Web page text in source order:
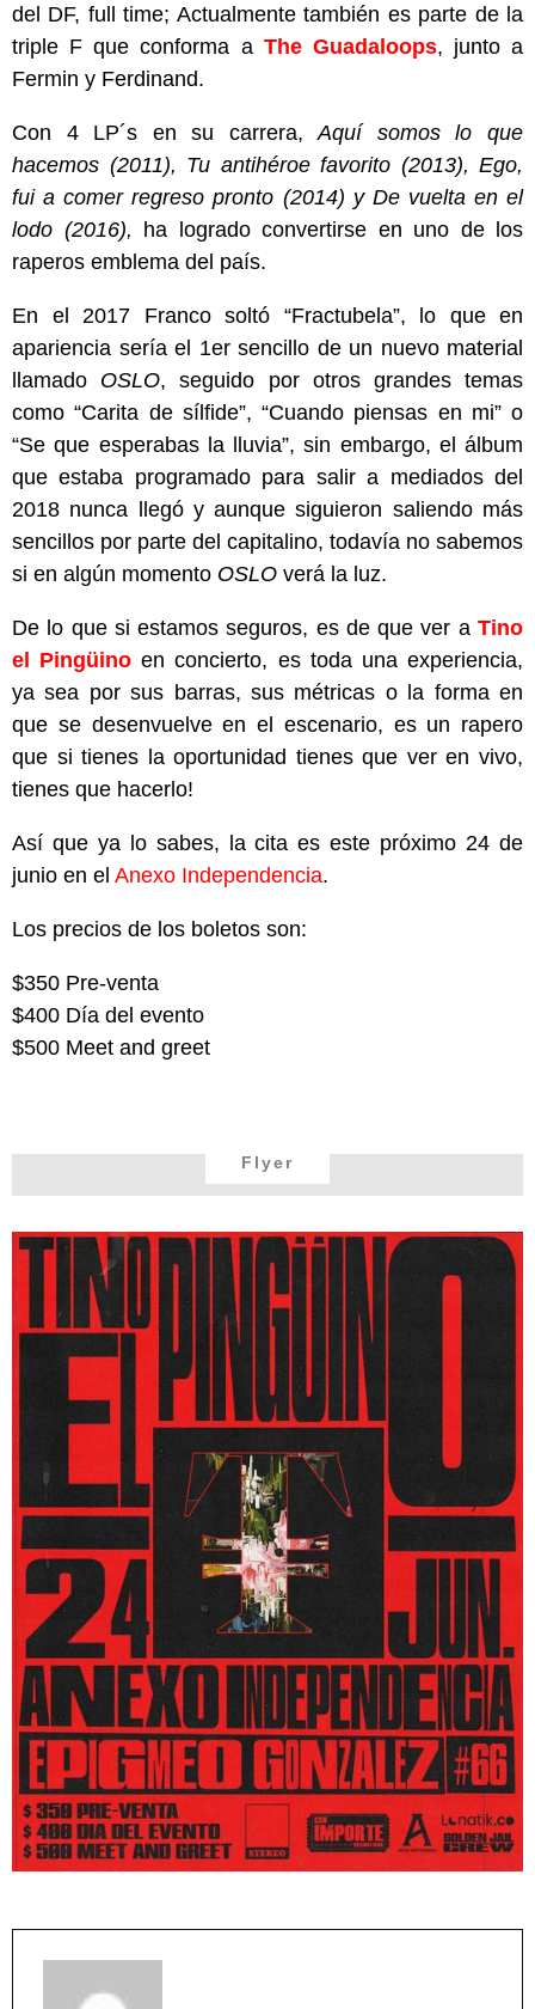
del DF, full time; Actualmente también es parte de la
triple F que conforma a The Guadaloops, junto a
Fermin y Ferdinand.
Con 4 LP´s en su carrera,Aquí
somos lo que
hacemos (2011), Tu antihéroe favorito (2013), Ego,
fui a comer regreso pronto (2014) y De vuelta en el
lodo (2016), ha logrado convertirse en uno de los
raperos emblema del país.
En el 2017 Franco soltó “Fractubela”, lo que en
apariencia sería el 1er sencillo de un nuevo material
llamado OSLO, seguido por otros grandes temas
como “Carita de sílfide”, “Cuando piensas en mi” o
“Se que esperabas la lluvia”, sin embargo, el álbum
que estaba programado para salir a mediados del
2018 nunca llegó y aunque siguieron saliendo más
sencillos por parte del capitalino, todavía no sabemos
si en algún momento OSLO verá la luz.
De lo que si estamos seguros, es de que ver a Tino
el Pingüino en concierto, es toda una experiencia,
ya sea por sus barras, sus métricas o la forma en
que se desenvuelve en el escenario, es un rapero
que si tienes la oportunidad tienes que ver en vivo,
tienes que hacerlo!
Así que ya lo sabes, la cita es este próximo 24 de
junio en el Anexo Independencia.
Los precios de los boletos son:
$350 Pre-venta
$400 Día del evento
$500 Meet and greet
Flyer